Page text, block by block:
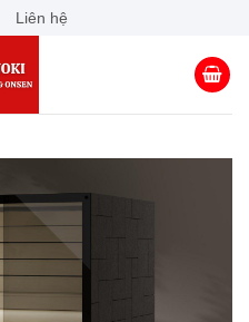
Liên hệ